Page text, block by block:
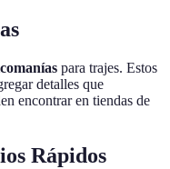
para trajes. Estos
detalles que
encontrar en tiendas de
Rápidos